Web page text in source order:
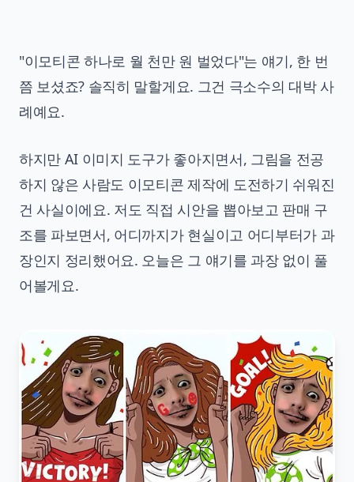
"이모티콘 하나로 월 천만 원 벌었다"는 얘기, 한 번
쯤 보셨죠? 솔직히 말할게요. 그건 극소수의 대박 사
례예요.
하지만 AI 이미지 도구가 좋아지면서, 그림을 전공
하지 않은 사람도 이모티콘 제작에 도전하기 쉬워진
건 사실이에요. 저도 직접 시안을 뽑아보고 판매 구
조를 파보면서, 어디까지가 현실이고 어디부터가 과
장인지 정리했어요. 오늘은 그 얘기를 과장 없이 풀
어볼게요.